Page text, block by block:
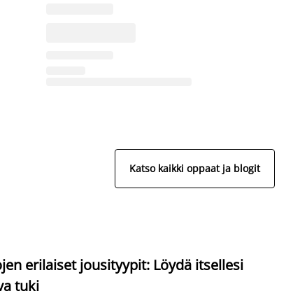
Katso kaikki oppaat ja blogit
erilaiset jousityypit: Löydä itsellesi
tuki